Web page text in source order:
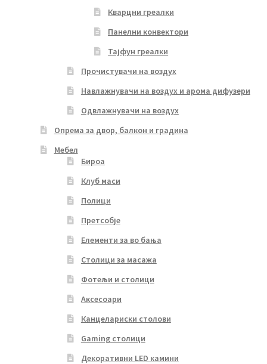
Кварцни греалки
Панелни конвектори
Тајфун греалки
Прочистувачи на воздух
Навлажнувачи на воздух и арома дифузери
Одвлажнувачи на воздух
Опрема за двор, балкон и градина
Мебел
Бироа
Клуб маси
Полици
Претсобје
Елементи за во бања
Столици за масажа
Фотељи и столици
Аксесоари
Канцелариски столови
Gaming столици
Декоративни LED камини